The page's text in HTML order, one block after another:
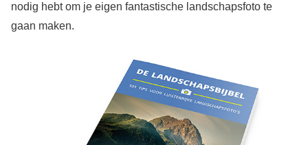
nodig hebt om je eigen fantastische landschapsfoto te
gaan maken.